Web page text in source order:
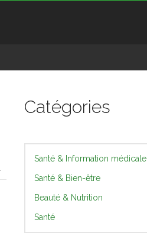
Catégories
Santé & Information médicale
Santé & Bien-être
Beauté & Nutrition
Santé